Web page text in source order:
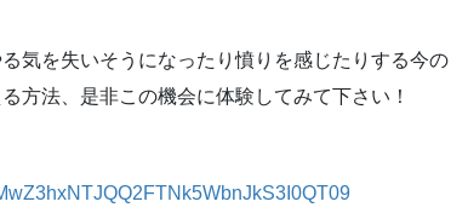
気を失いそうになったり憤りを感じたりする今の
方法、是非この機会に体験してみて下さい！